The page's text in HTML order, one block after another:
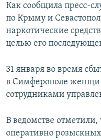
ELIFBE
УКРАИНСКАЯ ПРОБЛЕМА
Все сайты RFE/RL
Как сообщила пресс-
по Крыму и
наркотические
целью его
31 января во время
в Симферополе
сотрудниками
В ведомстве
оперативно